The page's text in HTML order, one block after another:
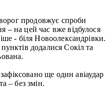
продовжує спроби
– на цей час вже відбулося
- біля Новоолександрівки.
додалися Сокіл та
зафіксовано ще один авіаудар
– без змін.